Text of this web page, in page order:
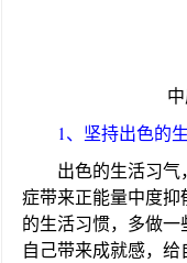
1、坚持出色的
出色的生活习气
症带来正能量中度
的生活习惯，多做
自己带来成就感，